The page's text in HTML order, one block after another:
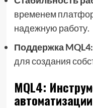
временем
надежную работу.
Поддержка MQL4:
для создания
MQL4:
автоматизации